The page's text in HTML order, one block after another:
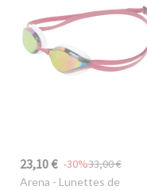
23,10 € 33,00 €
-30%
Arena - Lunettes de